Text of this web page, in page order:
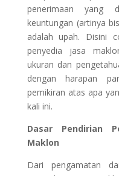
penerimaan yang
keuntungan (artinya
adalah upah. Disini
penyedia jasa
ukuran dan
dengan harapan
pemikiran atas apa
kali ini.
Dasar Pendirian
Maklon
Dari pengamatan